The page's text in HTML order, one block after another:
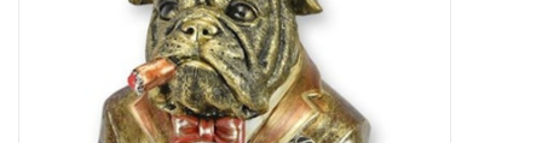
Veronese Design
Giftware & Lifestyle &
Collectables